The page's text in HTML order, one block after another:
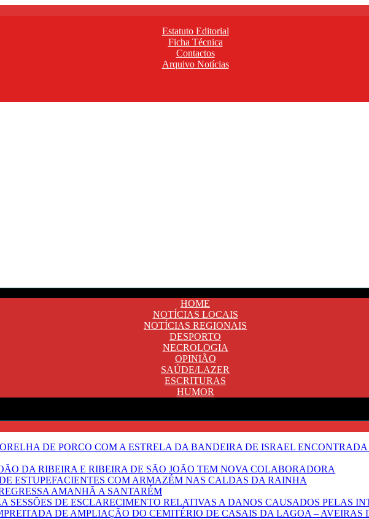
Estatuto Editorial
Ficha Técnica
Contactos
Arquivo Notícias
HOME
NOTÍCIAS LOCAIS
NOTÍCIAS REGIONAIS
DESPORTO
NECROLOGIA
OPINIÃO
SAÚDE/LAZER
ESCRITURAS
HUMOR
DE PORCO COM A ESTRELA DA BANDEIRA DE ISRAEL
DA RIBEIRA E RIBEIRA DE SÃO JOÃO TEM NOVA COLABORADORA
ESTUPEFACIENTES COM ARMAZÉM NAS CALDAS DA RAINHA
AMANHÃ A SANTARÉM
DE ESCLARECIMENTO RELATIVAS A DANOS CAUSADOS PELAS
DE AMPLIAÇÃO DO CEMITÉRIO DE CASAIS DA LAGOA – AVEIRAS